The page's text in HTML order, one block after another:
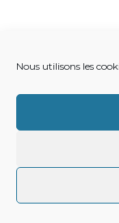
Nous utilisons les
Principale
VIE
CONCEPTION ET